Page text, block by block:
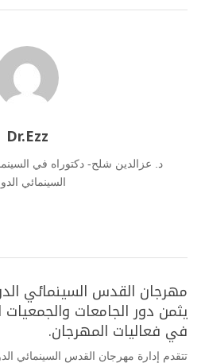
Dr.Ezz
د. عزالدين شلح- دكتوراه في
السينمائي
مهرجان القدس السينمائي
يثمن دور الجامعات والجمعيات
في فعاليات المهرجان.
تتقدم إدارة مهرجان القدس السينمائي